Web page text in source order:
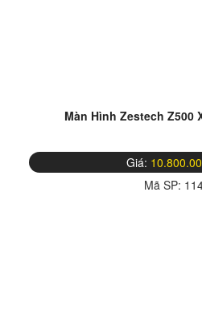
Màn Hình Zestech Z500
Giá:
Mã SP: